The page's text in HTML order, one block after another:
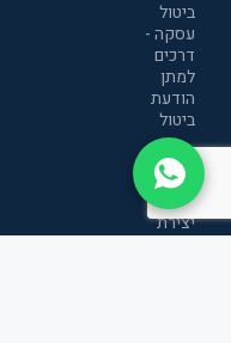
ביטול
עסקה -
דרכים
למתן
הודעת
ביטול
מדיניות
הפרטיות
יצירת